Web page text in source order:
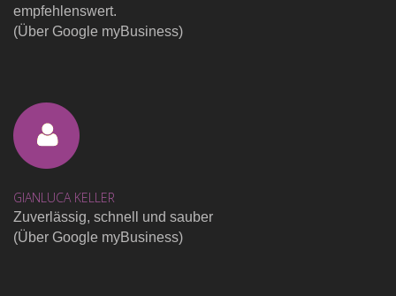
empfehlenswert.
(Über Google myBusiness)
GIANLUCA KELLER
Zuverlässig, schnell und sauber
(Über Google myBusiness)